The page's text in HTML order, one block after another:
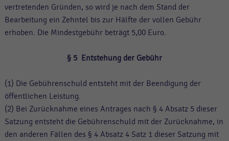
vertretenden Gründen, so wird je nach dem Stand der
Bearbeitung ein Zehntel bis zur Hälfte der vollen Gebühr
erhoben. Die Mindestgebühr beträgt 5,00 Euro.
§ 5 Entstehung der Gebühr
(1) Die Gebührenschuld entsteht mit der Beendigung der
öffentlichen Leistung.
(2) Bei Zurücknahme eines Antrages nach § 4 Absatz 5 dieser
Satzung entsteht die Gebührenschuld mit der Zurücknahme, in
den anderen Fällen des § 4 Absatz 4 Satz 1 dieser Satzung mit